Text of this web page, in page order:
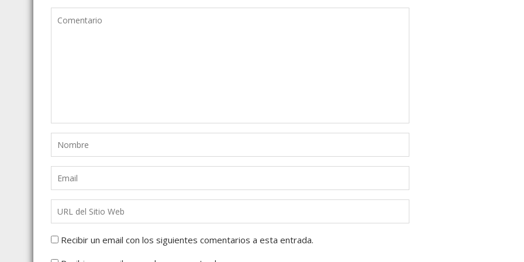
Recibir un email con los siguientes comentarios a esta entrada.